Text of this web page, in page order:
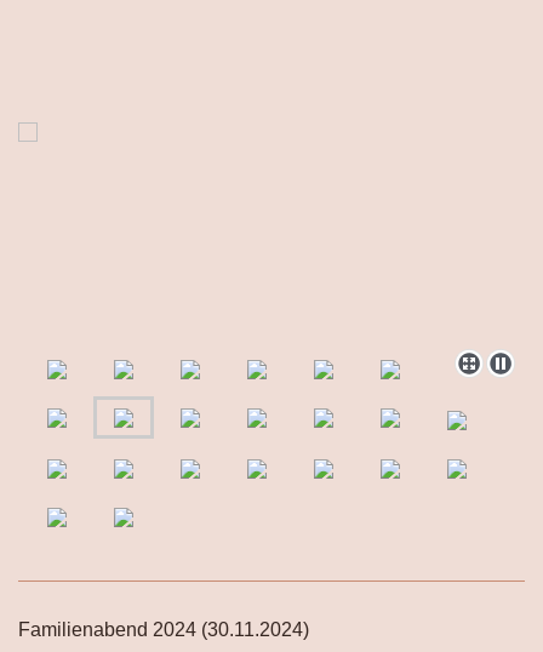
Familienabend 2024 (30.11.2024)